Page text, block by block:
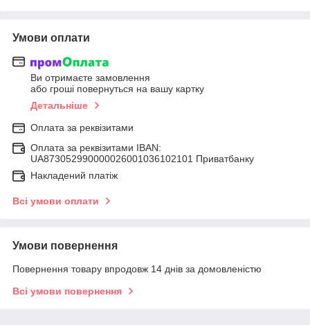
Умови оплати
Ви отримаєте замовлення
або гроші повернуться на вашу картку
Детальніше
Оплата за реквізитами
Оплата за реквізитами IBAN:
UA873052990000026001036102101 Приватбанку
Накладений платіж
Всі умови оплати
Умови повернення
Повернення товару впродовж 14 днів за домовленістю
Всі умови повернення